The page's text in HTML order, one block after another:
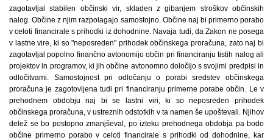
zagotavljal stabilen občinski vir, skladen z gibanjem stroškov občinskih
nalog. Občine z njim razpolagajo samostojno. Občine naj bi primerno porabo
v celoti financirale s prihodki iz dohodnine. Navaja tudi, da Zakon ne posega
v lastne vire, ki so "neposreden" prihodek občinskega proračuna, zato naj bi
zagotavljal popolno finančno avtonomijo občin pri financiranju tistih nalog ali
projektov in programov, ki jih občine avtonomno določijo s svojimi predpisi in
odločitvami. Samostojnost pri odločanju o porabi sredstev občinskega
proračuna je zagotovljena tudi pri financiranju primerne porabe občin. Le v
prehodnem obdobju naj bi se lastni viri, ki so neposreden prihodek
občinskega proračuna, v ustreznih odstotkih v ta namen še upoštevali. Njihov
delež se bo postopno zmanjševal, po izteku prehodnega obdobja pa bodo
občine primerno porabo v celoti financirale s prihodki od dohodnine, kar